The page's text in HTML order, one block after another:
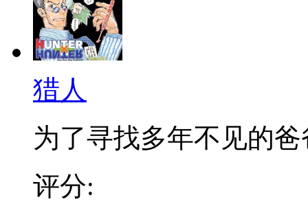
猎人
为了寻找多年不见的爸
评分: